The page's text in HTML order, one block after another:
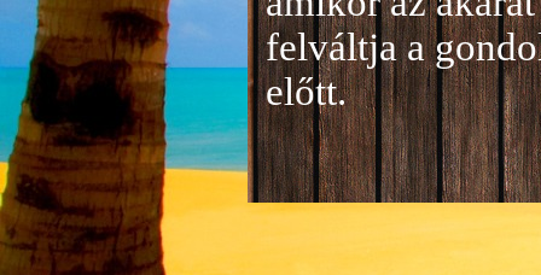
felváltja a
előtt.
Jelentkezés a